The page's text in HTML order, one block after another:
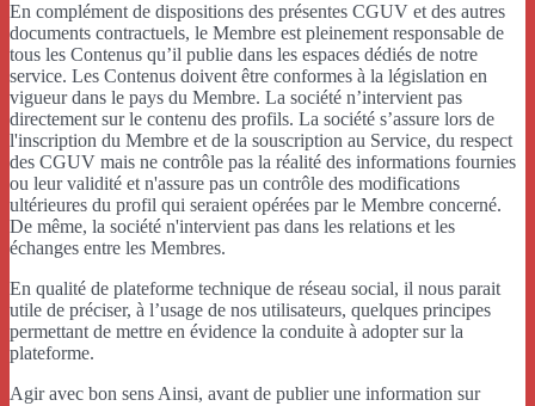
En complément de dispositions des présentes CGUV et des autres
documents contractuels, le Membre est pleinement responsable de
tous les Contenus qu’il publie dans les espaces dédiés de notre
service. Les Contenus doivent être conformes à la législation en
vigueur dans le pays du Membre. La société n’intervient pas
directement sur le contenu des profils. La société s’assure lors de
l'inscription du Membre et de la souscription au Service, du respect
des CGUV mais ne contrôle pas la réalité des informations fournies
ou leur validité et n'assure pas un contrôle des modifications
ultérieures du profil qui seraient opérées par le Membre concerné.
De même, la société n'intervient pas dans les relations et les
échanges entre les Membres.
En qualité de plateforme technique de réseau social, il nous parait
utile de préciser, à l’usage de nos utilisateurs, quelques principes
permettant de mettre en évidence la conduite à adopter sur la
plateforme.
Agir avec bon sens Ainsi, avant de publier une information sur